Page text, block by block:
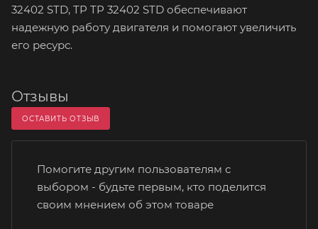
32402 STD, TP TP 32402 STD обеспечивают
надежную работу двигателя и помогают увеличить
его ресурс.
Отзывы
ОСТАВИТЬ ОТЗЫВ
Помогите другим пользователям с
выбором - будьте первым, кто поделится
своим мнением об этом товаре